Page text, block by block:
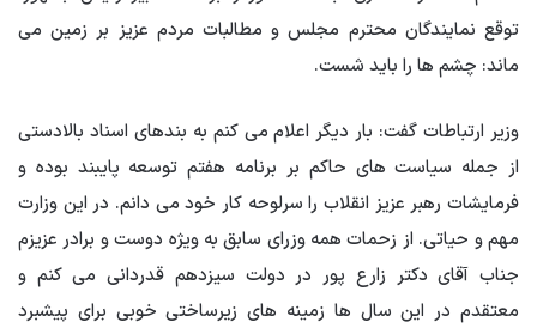
توقع نمایندگان محترم مجلس و مطالبات مردم عزیز بر زمین می
ماند: چشم ها را باید شست.
وزیر ارتباطات گفت: بار دیگر اعلام می کنم به بندهای اسناد بالادستی
از جمله سیاست های حاکم بر برنامه هفتم توسعه پایبند بوده و
فرمایشات رهبر عزیز انقلاب را سرلوحه کار خود می دانم. در این وزارت
مهم و حیاتی. از زحمات همه وزرای سابق به ویژه دوست و برادر عزیزم
جناب آقای دکتر زارع پور در دولت سیزدهم قدردانی می کنم و
معتقدم در این سال ها زمینه های زیرساختی خوبی برای پیشبرد